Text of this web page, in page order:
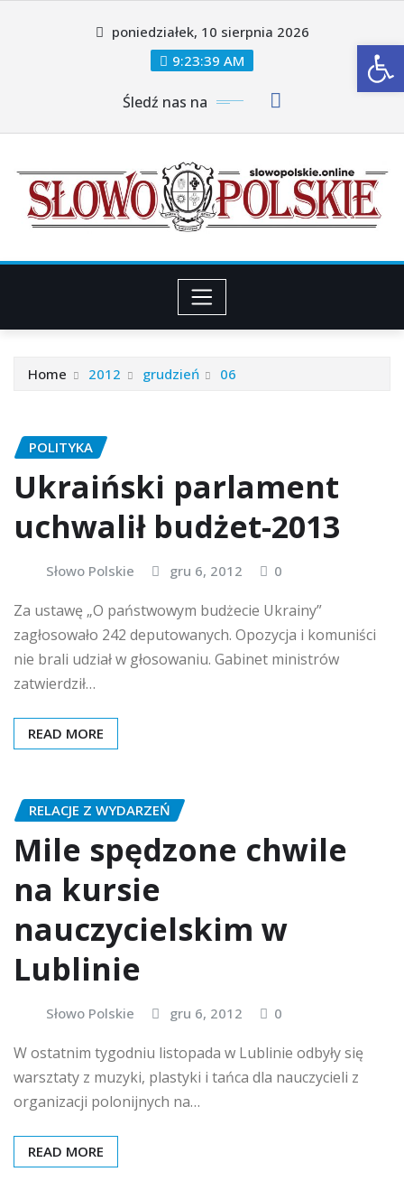
poniedziałek, 10 sierpnia 2026
9:23:40 AM
Śledź nas na
Home 2012 grudzień 06
POLITYKA
Ukraiński parlament
uchwalił budżet-2013
Słowo Polskie gru 6, 2012 0
Za ustawę „O państwowym budżecie Ukrainy”
zagłosowało 242 deputowanych. Opozycja i komuniści
nie brali udział w głosowaniu. Gabinet ministrów
zatwierdził…
READ MORE
RELACJE Z WYDARZEŃ
Mile spędzone chwile
na kursie
nauczycielskim w
Lublinie
Słowo Polskie gru 6, 2012 0
W ostatnim tygodniu listopada w Lublinie odbyły się
warsztaty z muzyki, plastyki i tańca dla nauczycieli z
organizacji polonijnych na…
READ MORE